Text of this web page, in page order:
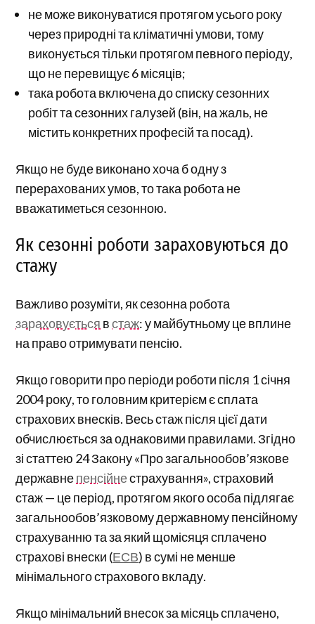
не може виконуватися протягом усього року
через природні та кліматичні умови, тому
виконується тільки протягом певного періоду,
що не перевищує 6 місяців;
така робота включена до списку сезонних
робіт та сезонних галузей (він, на жаль, не
містить конкретних професій та посад).
Якщо не буде виконано хоча б одну з
перерахованих умов, то така робота не
вважатиметься сезонною.
Як сезонні роботи зараховуються до
стажу
Важливо розуміти, як сезонна робота
зараховується встаж: у майбутньому це вплине
на право отримувати пенсію.
Якщо говорити про періоди роботи після 1 січня
2004 року, то головним критерієм є сплата
страхових внесків. Весь стаж після цієї дати
обчислюється за однаковими правилами. Згідно
зі статтею 24 Закону «Про загальнообов’язкове
державнепенсійнестрахування», страховий
стаж — це період, протягом якого особа підлягає
загальнообов’язковому державному пенсійному
страхуванню та за який щомісяця сплачено
страхові внески (ЕСВ) в сумі не менше
мінімального страхового вкладу.
Якщо мінімальний внесок за місяць сплачено,